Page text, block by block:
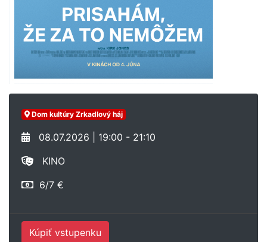
Dom kultúry Zrkadlový háj
08.07.2026 | 19:00 - 21:10
KINO
6/7 €
Kúpiť vstupenku